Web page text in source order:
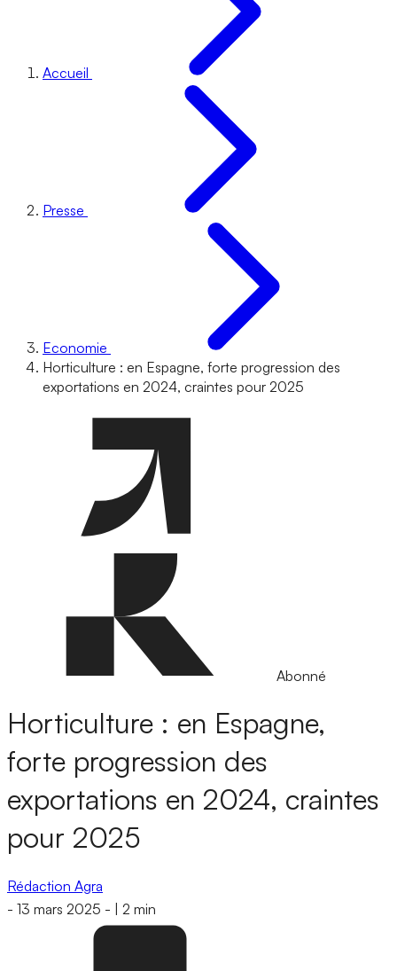
Accueil
Presse
Economie
Horticulture : en Espagne, forte progression des
exportations en 2024, craintes pour 2025
Abonné
Horticulture : en Espagne,
forte progression des
exportations en 2024, craintes
pour 2025
Rédaction Agra
- 13 mars 2025 - 2 min